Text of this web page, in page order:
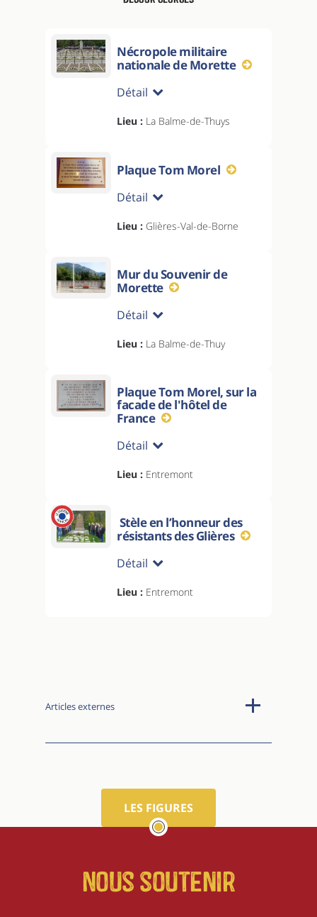
Nécropole militaire
nationale de Morette
Détail
Lieu : La Balme-de-Thuys
Plaque Tom Morel
Détail
Lieu : Glières-Val-de-Borne
Mur du Souvenir de
Morette
Détail
Lieu : La Balme-de-Thuy
Plaque Tom Morel, sur la
facade de l'hôtel de
France
Détail
Lieu : Entremont
Stèle en l’honneur des
résistants des Glières
Détail
Lieu : Entremont
Articles externes
LES FIGURES
Nous soutenir